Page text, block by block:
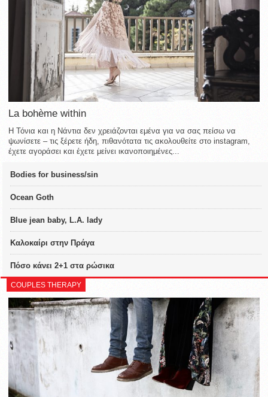
La bohème within
Η Τόνια και η Νάντια δεν χρειάζονται εμένα για να σας πείσω να
ψωνίσετε – τις ξέρετε ήδη, πιθανότατα τις ακολουθείτε στο instagram,
έχετε αγοράσει και έχετε μείνει ικανοποιημένες...
Bodies for business/sin
Ocean Goth
Blue jean baby, L.A. lady
Καλοκαίρι στην Πράγα
Πόσο κάνει 2+1 στα ρώσικα
COUPLES THERAPY